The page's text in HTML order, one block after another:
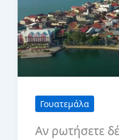
Γουατεμάλα
Αν ρωτήσετε